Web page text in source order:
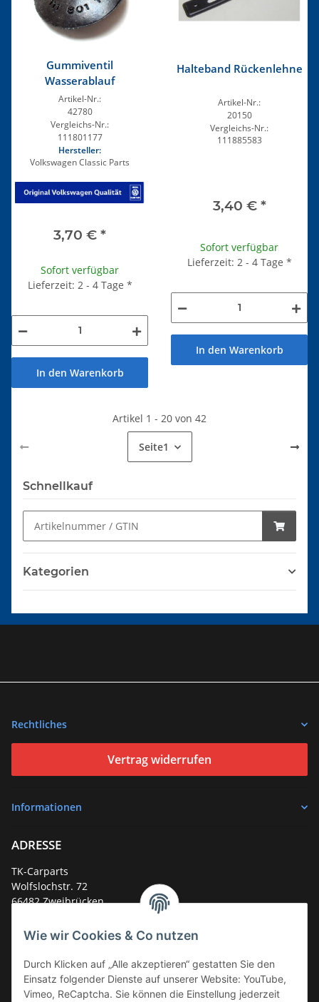
Wie wir Cookies & Co nutzen
Durch Klicken auf „Alle akzeptieren“ gestatten Sie den
Einsatz folgender Dienste auf unserer Website: YouTube,
Vimeo, ReCaptcha. Sie können die Einstellung jederzeit
Gummiventil
Wasserablauf
Artikel-Nr.:
42780
Vergleichs-Nr.:
111801177
Hersteller:
Volkswagen Classic Parts
3,70 € *
Sofort verfügbar
Lieferzeit: 2 - 4 Tage *
In den Warenkorb
Halteband Rückenlehne
Artikel-Nr.:
20150
Vergleichs-Nr.:
111885583
3,40 € *
Sofort verfügbar
Lieferzeit: 2 - 4 Tage *
In den Warenkorb
Artikel 1 - 20 von 42
Seite1
Schnellkauf
Kategorien
Rechtliches
Vertrag widerrufen
Informationen
ADRESSE
TK-Carparts
Wolfslochstr. 72
66482 Zweibrücken
Service-Hotline +49 (0)6332 - 48 58 48
E-Mail:mail@tk-carparts.de
Montag-Donnerstag von 13 bis 16 Uhr